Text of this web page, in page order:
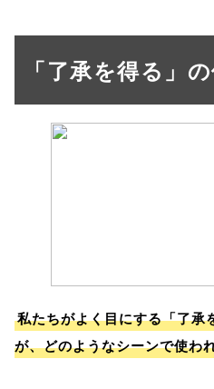
「了承を得る」
私たちがよく目にする「了承
が、どのようなシーンで使わ